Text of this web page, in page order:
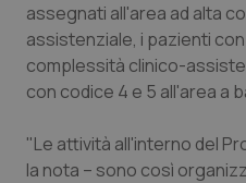
Sardegna
Sicilia
Toscana
Malattia di Crohn &
Neuroscienze &
Obesità
assegnati all'area ad alta
assistenziale, i pazienti
complessità clinico-
con codice 4 e 5 all'area a
"Le attività all'interno del
la nota – sono così